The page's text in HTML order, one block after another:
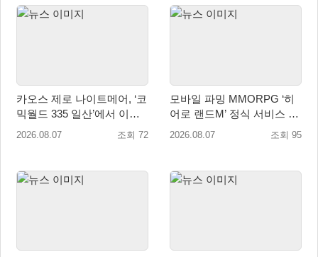
카오스 제로 나이트메어, ‘코
믹월드 335 일산’에서 이용
자 소통 예고
2026.08.07 조회 72
모바일 파밍 MMORPG ‘히
어로 랜드M’ 정식 서비스 돌
입
2026.08.07 조회 95